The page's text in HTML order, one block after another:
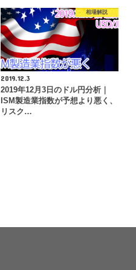
相場解説
2019.12.3
2019年12月3日のドル円分析｜
ISM製造業指数が予想より悪く、
リスク…